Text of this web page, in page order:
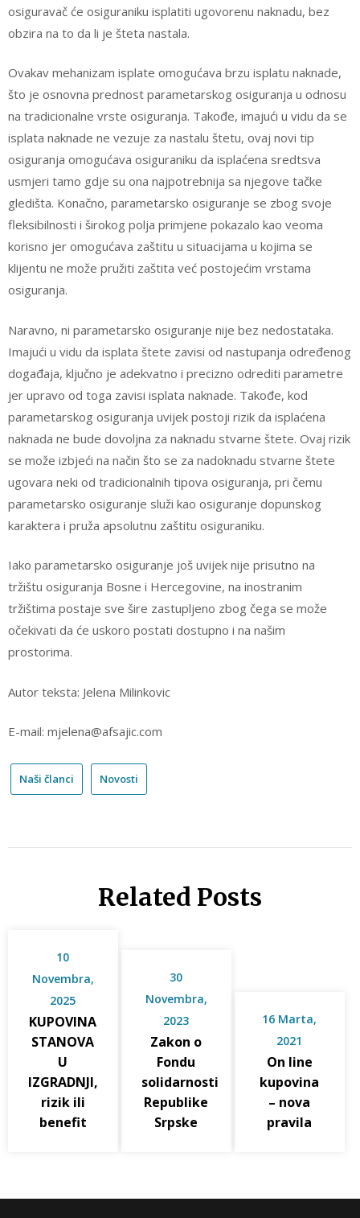
osiguravač će osiguraniku isplatiti ugovorenu naknadu, bez
obzira na to da li je šteta nastala.
Ovakav mehanizam isplate omogućava brzu isplatu naknade,
što je osnovna prednost parametarskog osiguranja u odnosu
na tradicionalne vrste osiguranja. Takođe, imajući u vidu da se
isplata naknade ne vezuje za nastalu štetu, ovaj novi tip
osiguranja omogućava osiguraniku da isplaćena sredtsva
usmjeri tamo gdje su ona najpotrebnija sa njegove tačke
gledišta. Konačno, parametarsko osiguranje se zbog svoje
fleksibilnosti i širokog polja primjene pokazalo kao veoma
korisno jer omogućava zaštitu u situacijama u kojima se
klijentu ne može pružiti zaštita već postojećim vrstama
osiguranja.
Naravno, ni parametarsko osiguranje nije bez nedostataka.
Imajući u vidu da isplata štete zavisi od nastupanja određenog
događaja, ključno je adekvatno i precizno odrediti parametre
jer upravo od toga zavisi isplata naknade. Takođe, kod
parametarskog osiguranja uvijek postoji rizik da isplaćena
naknada ne bude dovoljna za naknadu stvarne štete. Ovaj rizik
se može izbjeći na način što se za nadoknadu stvarne štete
ugovara neki od tradicionalnih tipova osiguranja, pri čemu
parametarsko osiguranje služi kao osiguranje dopunskog
karaktera i pruža apsolutnu zaštitu osiguraniku.
Iako parametarsko osiguranje još uvijek nije prisutno na
tržištu osiguranja Bosne i Hercegovine, na inostranim
tržištima postaje sve šire zastupljeno zbog čega se može
očekivati da će uskoro postati dostupno i na našim
prostorima.
Autor teksta: Jelena Milinkovic
E-mail: mjelena@afsajic.com
Naši članci Novosti
Related Posts
10
Novembra,
2025
KUPOVINA
STANOVA
U
IZGRADNJI,
rizik ili
benefit
30
Novembra,
2023
Zakon o
Fondu
solidarnosti
Republike
Srpske
16 Marta,
2021
On line
kupovina
– nova
pravila